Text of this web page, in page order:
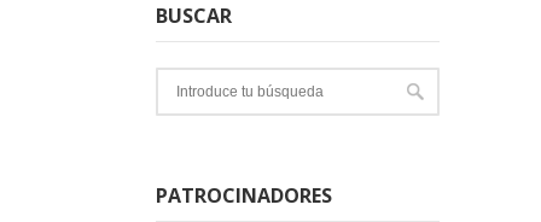
BUSCAR
PATROCINADORES